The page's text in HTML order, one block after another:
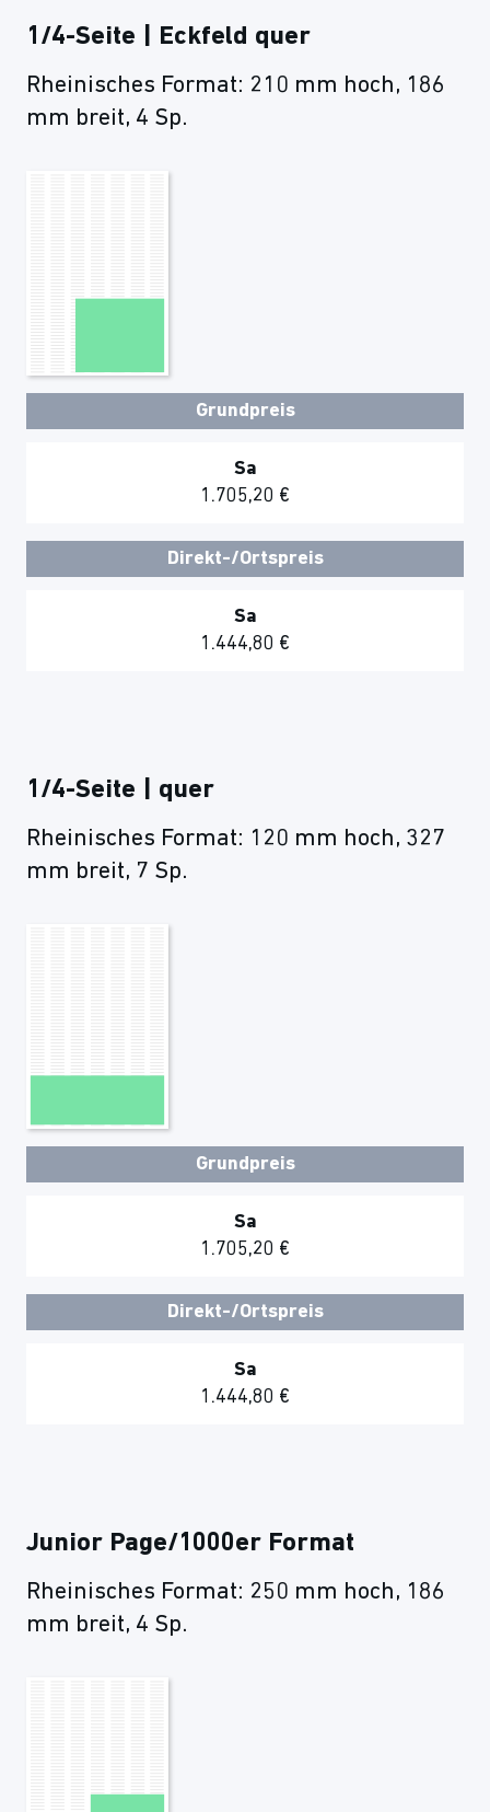
1/4-Seite | Eckfeld quer
Rheinisches Format: 210 mm hoch, 186
mm breit, 4 Sp.
Grundpreis
Sa
1.705,20 €
Direkt-/Ortspreis
Sa
1.444,80 €
1/4-Seite | quer
Rheinisches Format: 120 mm hoch, 327
mm breit, 7 Sp.
Grundpreis
Sa
1.705,20 €
Direkt-/Ortspreis
Sa
1.444,80 €
Junior Page/1000er Format
Rheinisches Format: 250 mm hoch, 186
mm breit, 4 Sp.